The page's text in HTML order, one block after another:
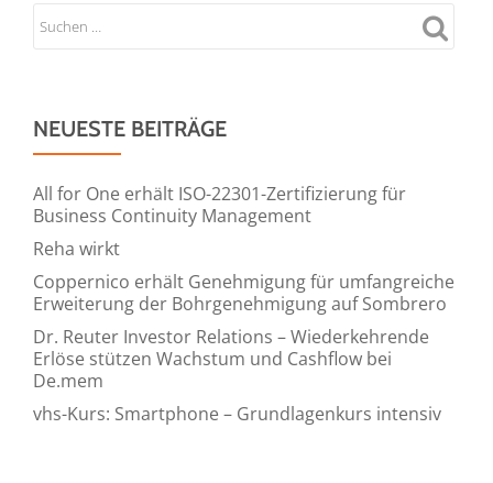
NEUESTE BEITRÄGE
All for One erhält ISO-22301-Zertifizierung für
Business Continuity Management
Reha wirkt
Coppernico erhält Genehmigung für umfangreiche
Erweiterung der Bohrgenehmigung auf Sombrero
Dr. Reuter Investor Relations – Wiederkehrende
Erlöse stützen Wachstum und Cashflow bei
De.mem
vhs-Kurs: Smartphone – Grundlagenkurs intensiv